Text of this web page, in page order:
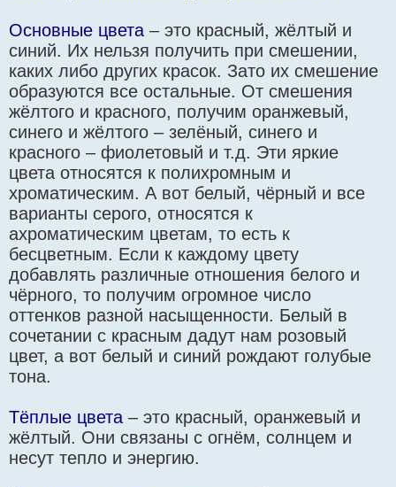
Основные цвета – это красный, жёлтый и
синий. Их нельзя получить при смешении,
каких либо других красок. Зато их смешение
образуются все остальные. От смешения
жёлтого и красного, получим оранжевый,
синего и жёлтого – зелёный, синего и
красного – фиолетовый и т.д. Эти яркие
цвета относятся к полихромным и
хроматическим. А вот белый, чёрный и все
варианты серого, относятся к
ахроматическим цветам, то есть к
бесцветным. Если к каждому цвету
добавлять различные отношения белого и
чёрного, то получим огромное число
оттенков разной насыщенности. Белый в
сочетании с красным дадут нам розовый
цвет, а вот белый и синий рождают голубые
тона.
Тёплые цвета – это красный, оранжевый и
жёлтый. Они связаны с огнём, солнцем и
несут тепло и энергию.